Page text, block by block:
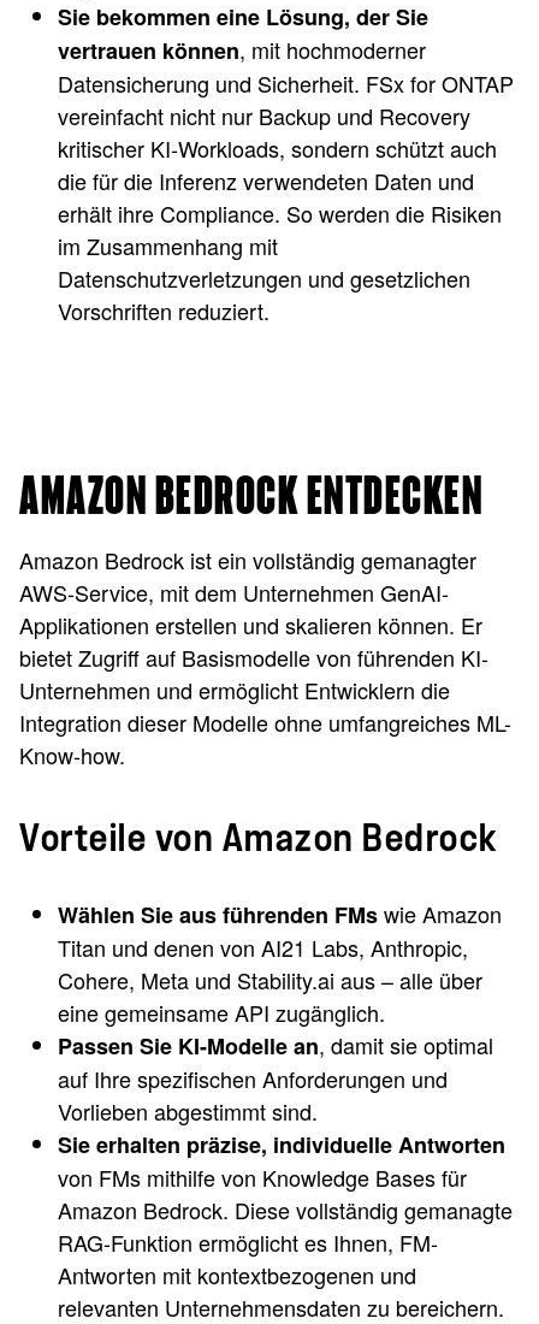
Sie bekommen eine Lösung, der Sie
vertrauen können, mit hochmoderner
Datensicherung und Sicherheit. FSx for ONTAP
vereinfacht nicht nur Backup und Recovery
kritischer KI-Workloads, sondern schützt auch
die für die Inferenz verwendeten Daten und
erhält ihre Compliance. So werden die Risiken
im Zusammenhang mit
Datenschutzverletzungen und gesetzlichen
Vorschriften reduziert.
AMAZON BEDROCK ENTDECKEN
Amazon Bedrock ist ein vollständig gemanagter
AWS-Service, mit dem Unternehmen GenAI-
Applikationen erstellen und skalieren können. Er
bietet Zugriff auf Basismodelle von führenden KI-
Unternehmen und ermöglicht Entwicklern die
Integration dieser Modelle ohne umfangreiches ML-
Know-how.
Vorteile von Amazon Bedrock
Wählen Sie aus führenden FMswie Amazon
Titan und denen von AI21 Labs, Anthropic,
Cohere, Meta und Stability.ai aus – alle über
eine gemeinsame API zugänglich.
Passen Sie KI-Modelle an, damit sie optimal
auf Ihre spezifischen Anforderungen und
Vorlieben abgestimmt sind.
Sie erhalten präzise, individuelle Antworten
von FMs mithilfe von Knowledge Bases für
Amazon Bedrock. Diese vollständig gemanagte
RAG-Funktion ermöglicht es Ihnen, FM-
Antworten mit kontextbezogenen und
relevanten Unternehmensdaten zu bereichern.